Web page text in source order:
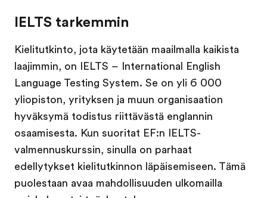
IELTS tarkemmin
Kielitutkinto, jota käytetään maailmalla kaikista
laajimmin, on IELTS – International English
Language Testing System. Se on yli 6 000
yliopiston, yrityksen ja muun organisaation
hyväksymä todistus riittävästä englannin
osaamisesta. Kun suoritat EF:n IELTS-
valmennuskurssin, sinulla on parhaat
edellytykset kielitutkinnon läpäisemiseen. Tämä
puolestaan avaa mahdollisuuden ulkomailla